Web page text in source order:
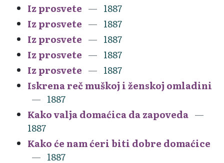
Iz prosvete
1887
Iz prosvete
1887
Iz prosvete
1887
Iz prosvete
1887
Iz prosvete
1887
Iskrena reč muškoj i ženskoj omladini
1887
Kako valja domaćica da zapoveda
1887
Kako će nam ćeri biti dobre domaćice
1887